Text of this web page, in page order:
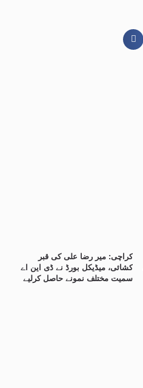
کراچی: میر رضا علی کی قبر
کشائی، میڈیکل بورڈ نے ڈی این اے
سمیت مختلف نمونے حاصل کرلیے